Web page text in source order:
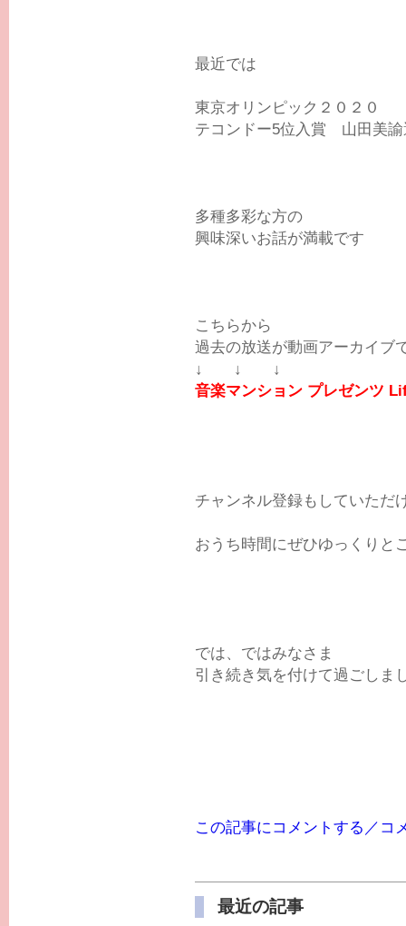
最近では
東京オリンピック２０２０
テコンドー5位入賞 山田美諭
多種多彩な方の
興味深いお話が満載です
こちらから
過去の放送が動画アーカイブ
↓ ↓ ↓
音楽マンション プレゼンツ
チャンネル登録もしていただ
おうち時間にぜひゆっくりと
では、ではみなさま
引き続き気を付けて過ごしま
この記事にコメントする／コ
最近の記事